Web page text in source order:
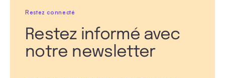
Restez connecté
Restez informé avec
notre newsletter